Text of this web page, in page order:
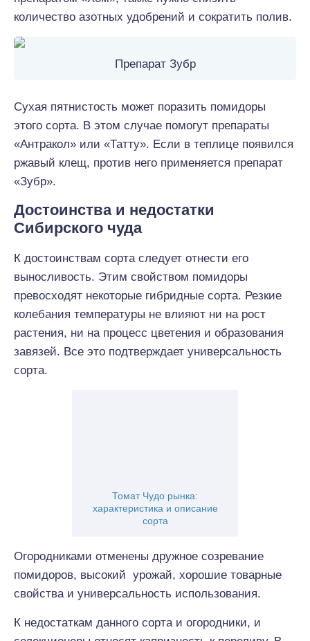
количество азотных удобрений и сократить полив.
Препарат Зубр
Сухая пятнистость может поразить помидоры
этого сорта. В этом случае помогут препараты
«Антракол» или «Татту». Если в теплице появился
ржавый клещ, против него применяется препарат
«Зубр».
Достоинства и недостатки
Сибирского чуда
К достоинствам сорта следует отнести его
выносливость. Этим свойством помидоры
превосходят некоторые гибридные сорта. Резкие
колебания температуры не влияют ни на рост
растения, ни на процесс цветения и образования
завязей. Все это подтверждает универсальность
сорта.
Томат Чудо рынка:
характеристика и описание
сорта
Огородниками отменены дружное созревание
помидоров, высокий урожай, хорошие товарные
свойства и универсальность использования.
К недостаткам данного сорта и огородники, и